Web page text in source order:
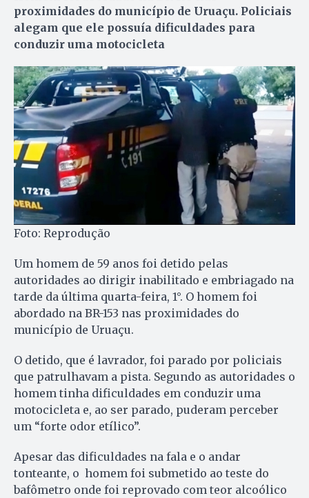
proximidades do município de Uruaçu. Policiais
alegam que ele possuía dificuldades para
conduzir uma motocicleta
Foto: Reprodução
Um homem de 59 anos foi detido pelas
autoridades ao dirigir inabilitado e embriagado na
tarde da última quarta-feira, 1°. O homem foi
abordado na BR-153 nas proximidades do
município de Uruaçu.
O detido, que é lavrador, foi parado por policiais
que patrulhavam a pista. Segundo as autoridades o
homem tinha dificuldades em conduzir uma
motocicleta e, ao ser parado, puderam perceber
um “forte odor etílico”.
Apesar das dificuldades na fala e o andar
tonteante, o homem foi submetido ao teste do
bafômetro onde foi reprovado com teor alcoólico